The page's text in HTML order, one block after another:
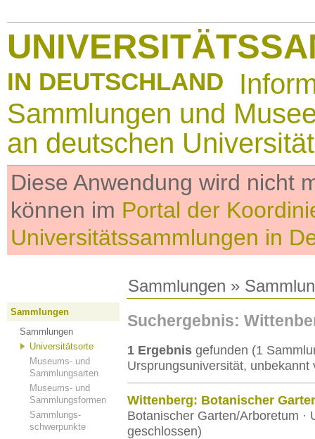
IN DEUTSCHLAND
Sammlungen und
an deutschen
Diese Anwendung wird nicht
können im Portal der
Universitätssammlungen in
Sammlungen »
Sammlungen
Sammlungen
Universitätsorte
Museums- und
Sammlungsarten
Museums- und
Sammlungsformen
Sammlungs-
schwerpunkte
Suchergebnis:
1 Ergebnis gefunden (1
Ursprungsuniversität,
Wittenberg: Botanischer
Botanischer Garten/Arboretum ·
geschlossen)